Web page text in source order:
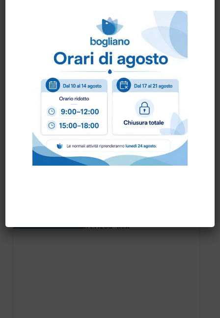
Come ordinare?
Puoi ordinare chiamando al 0172 478161 oppure
scrivendo una mail a
info@bogliano.it.
Per ogni informazione siamo a disposizione.
FRANGIA SOFT SR art.71200 “new”